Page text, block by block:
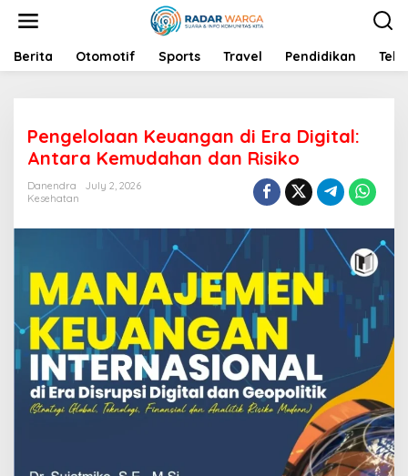
t
Berita Otomotif Sports Travel Pendidikan
Pengelolaan Keuangan di Era Digital:
Antara Kemudahan dan Risiko
Danendra
July 2, 2026
Kesehatan